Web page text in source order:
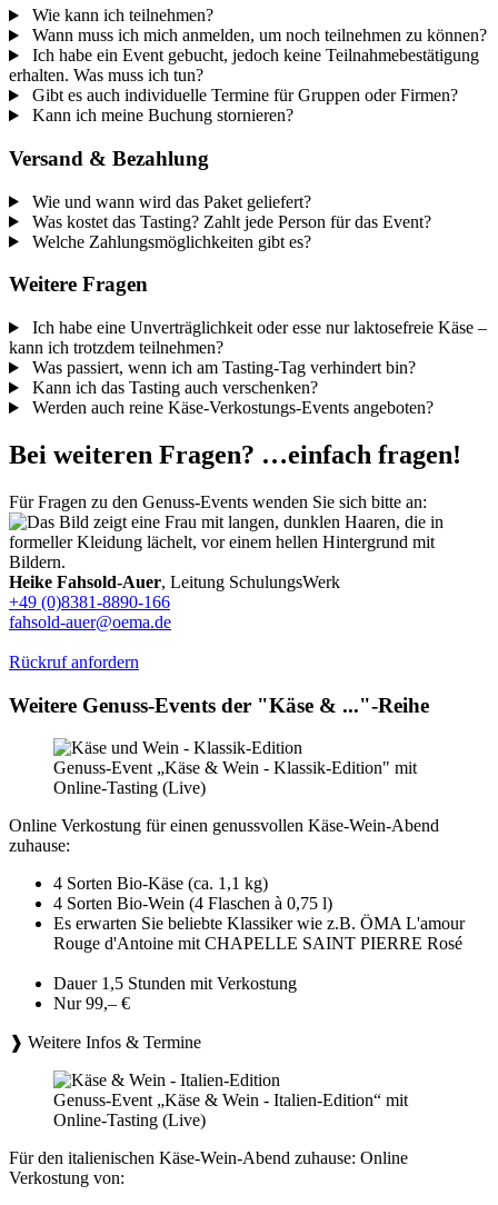
Wie kann ich teilnehmen?
Wann muss ich mich anmelden, um noch teilnehmen zu können?
Ich habe ein Event gebucht, jedoch keine Teilnahmebestätigung
erhalten. Was muss ich tun?
Gibt es auch individuelle Termine für Gruppen oder Firmen?
Kann ich meine Buchung stornieren?
Versand & Bezahlung
Wie und wann wird das Paket geliefert?
Was kostet das Tasting? Zahlt jede Person für das Event?
Welche Zahlungsmöglichkeiten gibt es?
Weitere Fragen
Ich habe eine Unverträglichkeit oder esse nur laktosefreie Käse –
kann ich trotzdem teilnehmen?
Was passiert, wenn ich am Tasting-Tag verhindert bin?
Kann ich das Tasting auch verschenken?
Werden auch reine Käse-Verkostungs-Events angeboten?
Bei weiteren Fragen? …einfach fragen!
Für Fragen zu den Genuss-Events wenden Sie sich bitte an:
Heike Fahsold-Auer, Leitung SchulungsWerk
+49 (0)8381-8890-166
fahsold-auer@oema.de
Rückruf anfordern
Weitere Genuss-Events der "Käse & ..."-Reihe
Genuss-Event „Käse & Wein - Klassik-Edition" mit
Online-Tasting (Live)
Online Verkostung für einen genussvollen Käse-Wein-Abend
zuhause:
4 Sorten Bio-Käse (ca. 1,1 kg)
4 Sorten Bio-Wein (4 Flaschen à 0,75 l)
Es erwarten Sie beliebte Klassiker wie z.B. ÖMA L'amour
Rouge d'Antoine mit CHAPELLE SAINT PIERRE Rosé
Dauer 1,5 Stunden mit Verkostung
Nur 99,– €
❱ Weitere Infos & Termine
Genuss-Event „Käse & Wein - Italien-Edition“ mit
Online-Tasting (Live)
Für den italienischen Käse-Wein-Abend zuhause: Online
Verkostung von: